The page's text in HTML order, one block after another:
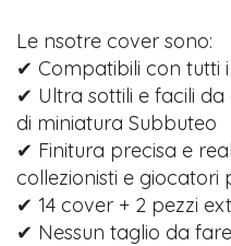
Le nsotre cover sono:
✔ Compatibili con tutti
✔ Ultra sottili e facili
di miniatura Subbuteo
✔ Finitura precisa e
collezionisti e giocatori
✔ 14 cover + 2 pezzi
✔ Nessun taglio da